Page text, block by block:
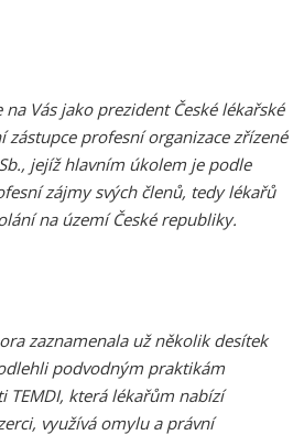
Vás jako prezident České lékařské
profesní organizace zřízené
jejíž hlavním úkolem je podle
zájmy svých členů, tedy lékařů
na území České republiky.
zaznamenala už několik desítek
podvodným praktikám
TEMDI, která lékařům nabízí
využívá omylu a právní